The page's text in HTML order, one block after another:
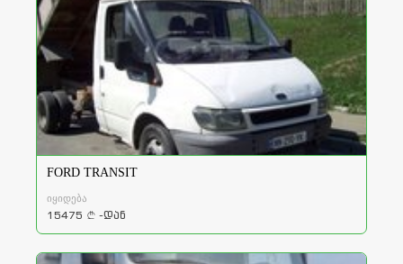
FORD TRANSIT
იყიდება
15475 a -დან